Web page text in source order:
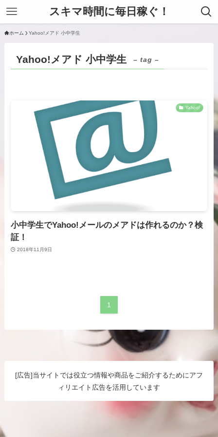
スキマ時間に毎日稼ぐ！
ホーム Yahoo!メアド 小中学生
Yahoo!メアド 小中学生 – tag –
Yahoo!
小中学生でYahoo!メールのメアドは作れるのか？検
証！
2018年11月9日
1
[広告]当サイトでは役立つ情報や商品をご紹介するためにアフ
ィリエイト広告を活用しています